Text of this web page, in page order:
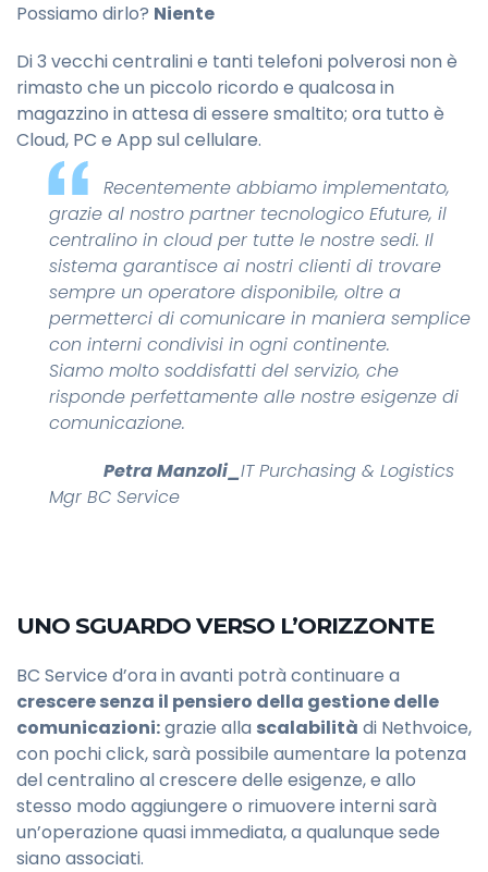
Possiamo dirlo? Niente
Di 3 vecchi centralini e tanti telefoni polverosi non è
rimasto che un piccolo ricordo e qualcosa in
magazzino in attesa di essere smaltito; ora tutto è
Cloud, PC e App sul cellulare.
Recentemente abbiamo implementato,
grazie al nostro partner tecnologico Efuture, il
centralino in cloud per tutte le nostre sedi. Il
sistema garantisce ai nostri clienti di trovare
sempre un operatore disponibile, oltre a
permetterci di comunicare in maniera semplice
con interni condivisi in ogni continente.
Siamo molto soddisfatti del servizio, che
risponde perfettamente alle nostre esigenze di
comunicazione.
Petra Manzoli_IT Purchasing & Logistics
Mgr BC Service
UNO SGUARDO VERSO L’ORIZZONTE
BC Service d’ora in avanti potrà continuare a
crescere senza il pensiero della gestione delle
comunicazioni:grazie alla scalabilità di Nethvoice,
con pochi click, sarà possibile aumentare la potenza
del centralino al crescere delle esigenze, e allo
stesso modo aggiungere o rimuovere interni sarà
un’operazione quasi immediata, a qualunque sede
siano associati.